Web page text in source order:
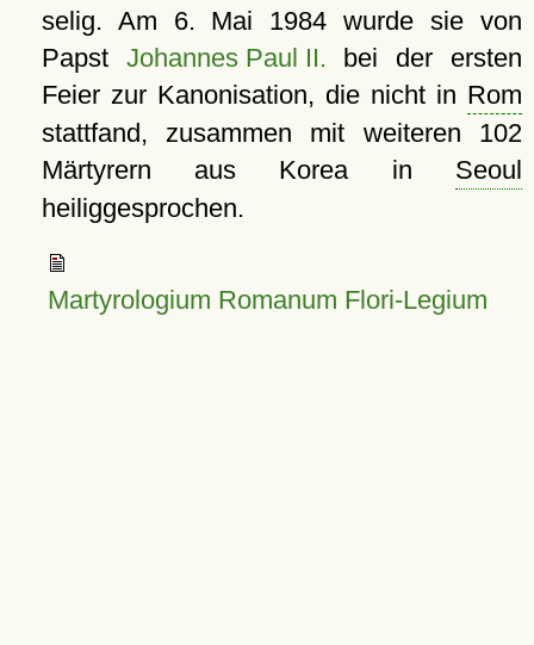
selig. Am 6. Mai 1984 wurde sie von
Papst Johannes Paul II. bei der ersten
Feier zur Kanonisation, die nicht in Rom
stattfand, zusammen mit weiteren 102
Märtyrern aus Korea in Seoul
heiliggesprochen.
Martyrologium Romanum Flori-Legium